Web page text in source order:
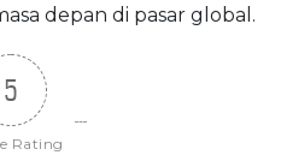
depan di pasar global.
5
Rating